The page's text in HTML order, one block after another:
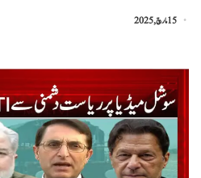
15 مارچ, 2025